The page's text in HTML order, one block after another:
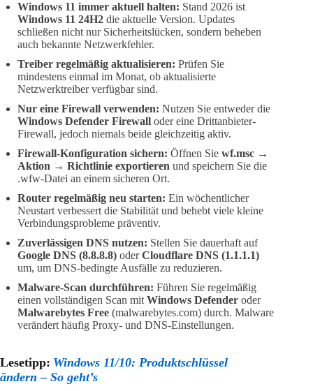
Windows 11 immer aktuell halten: Stand 2026 ist
Windows 11 24H2 die aktuelle Version. Updates
schließen nicht nur Sicherheitslücken, sondern beheben
auch bekannte Netzwerkfehler.
Treiber regelmäßig aktualisieren: Prüfen Sie
mindestens einmal im Monat, ob aktualisierte
Netzwerktreiber verfügbar sind.
Nur eine Firewall verwenden: Nutzen Sie entweder die
Windows Defender Firewall oder eine Drittanbieter-
Firewall, jedoch niemals beide gleichzeitig aktiv.
Firewall-Konfiguration sichern: Öffnen Sie wf.msc →
Aktion → Richtlinie exportieren und speichern Sie die
.wfw-Datei an einem sicheren Ort.
Router regelmäßig neu starten: Ein wöchentlicher
Neustart verbessert die Stabilität und behebt viele kleine
Verbindungsprobleme präventiv.
Zuverlässigen DNS nutzen: Stellen Sie dauerhaft auf
Google DNS (8.8.8.8) oderCloudflare DNS (1.1.1.1)
um, um DNS-bedingte Ausfälle zu reduzieren.
Malware-Scan durchführen: Führen Sie regelmäßig
einen vollständigen Scan mit Windows Defender oder
Malwarebytes Free (malwarebytes.com) durch. Malware
verändert häufig Proxy- und DNS-Einstellungen.
Lesetipp: Windows 11/10: Produktschlüssel
ändern – So geht’s